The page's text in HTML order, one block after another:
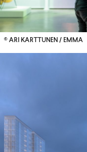
© ARI KARTTUNEN / EMMA